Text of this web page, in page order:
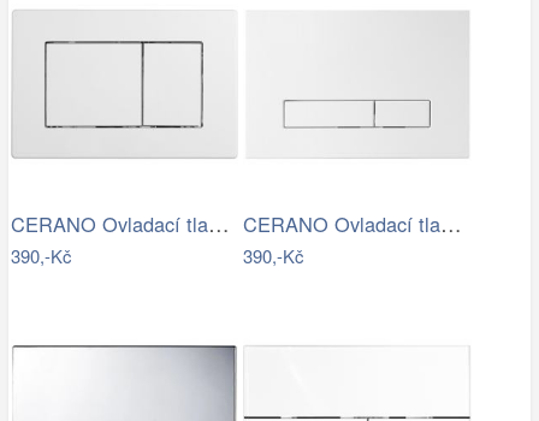
CERANO Ovladací tlačítko WC modulů Lite…
390,-Kč
CERANO Ovladací tlačítko WC modulů Lite…
390,-Kč